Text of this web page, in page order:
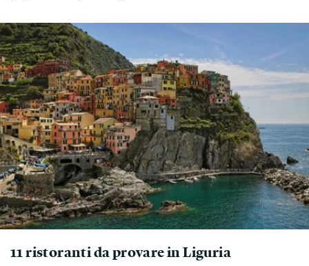
11 ristoranti da provare in Liguria